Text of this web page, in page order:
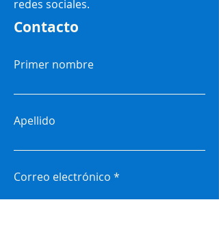
redes sociales.
Contacto
Primer nombre
Apellido
Correo electrónico